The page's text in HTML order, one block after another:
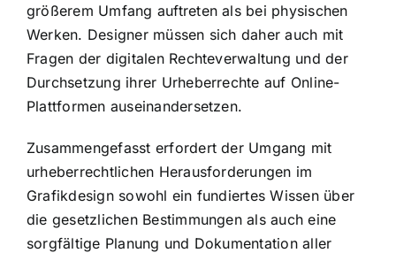
größerem Umfang auftreten als bei physischen
Werken. Designer müssen sich daher auch mit
Fragen der digitalen Rechteverwaltung und der
Durchsetzung ihrer Urheberrechte auf Online-
Plattformen auseinandersetzen.
Zusammengefasst erfordert der Umgang mit
urheberrechtlichen Herausforderungen im
Grafikdesign sowohl ein fundiertes Wissen über
die gesetzlichen Bestimmungen als auch eine
sorgfältige Planung und Dokumentation aller